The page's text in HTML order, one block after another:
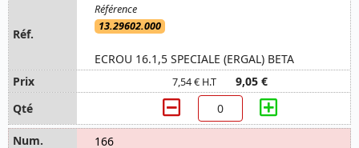
13.29602.000
ECROU 16.1,5 SPECIALE (ERGAL) BETA
7,54 € H.T 9,05 €
166